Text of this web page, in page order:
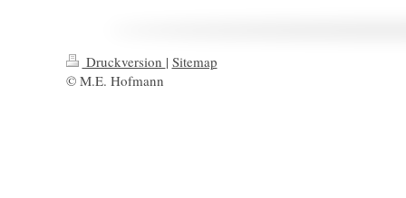
Druckversion | Sitemap
© M.E. Hofmann